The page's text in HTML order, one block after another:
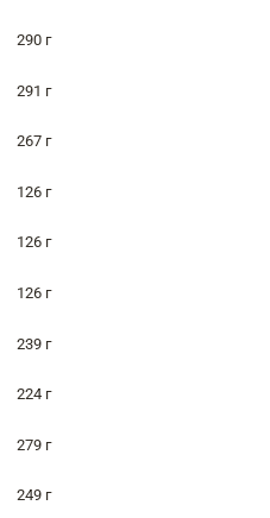
290 г
291 г
267 г
126 г
126 г
126 г
239 г
224 г
279 г
249 г